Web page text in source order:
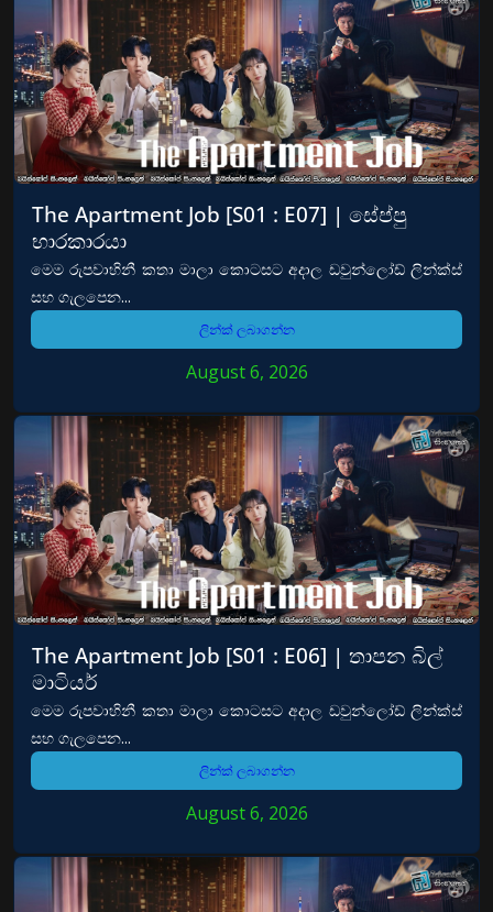
The Apartment Job [S01 : E07] | සේප්පු
භාරකාරයා
මෙම රුපවාහිනී කතා මාලා කොටසට අදාල ඩවුන්ලෝඩ් ලින්ක්ස්
සහ ගැලපෙන...
ලින්ක් ලබාගන්න
August 6, 2026
The Apartment Job [S01 : E06] | තාපන බිල්
මාටියර්
මෙම රුපවාහිනී කතා මාලා කොටසට අදාල ඩවුන්ලෝඩ් ලින්ක්ස්
සහ ගැලපෙන...
ලින්ක් ලබාගන්න
August 6, 2026